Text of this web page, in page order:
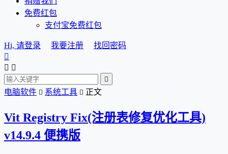
免费红包
支付宝免费红包
Hi, 请登录 我要注册
找回密码

 

电脑软件  系统工具  正文
Vit Registry Fix(注册表修复优化工具)
v14.9.4 便携版